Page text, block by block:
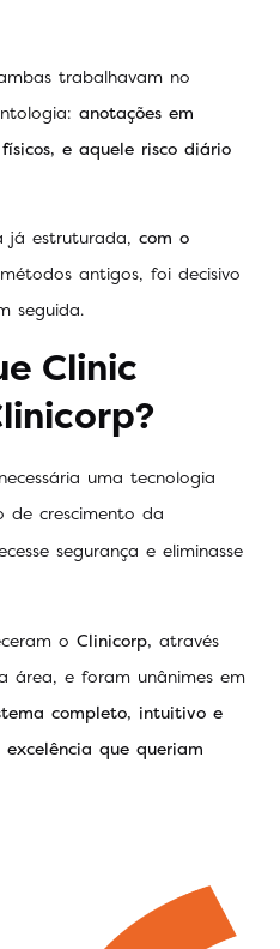
trabalhavam no
anotações em
e aquele risco diário
já estruturada, com o
antigos, foi decisivo
seguida.
Clinic
uma tecnologia
de crescimento da
segurança e eliminasse
o Clinicorp, através
área, e foram unânimes em
completo, intuitivo e
que queriam